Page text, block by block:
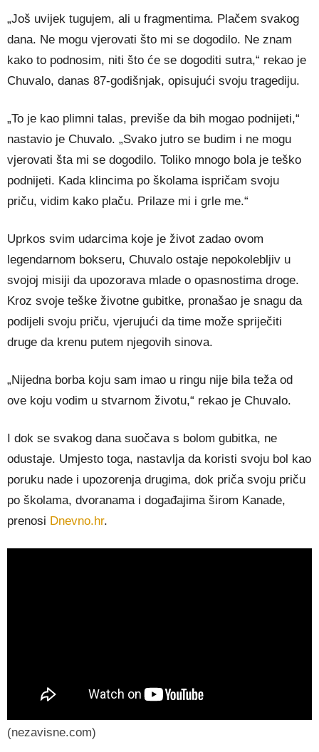
„Još uvijek tugujem, ali u fragmentima. Plačem svakog
dana. Ne mogu vjerovati što mi se dogodilo. Ne znam
kako to podnosim, niti što će se dogoditi sutra,“ rekao je
Chuvalo, danas 87-godišnjak, opisujući svoju tragediju.
„To je kao plimni talas, previše da bih mogao podnijeti,“
nastavio je Chuvalo. „Svako jutro se budim i ne mogu
vjerovati šta mi se dogodilo. Toliko mnogo bola je teško
podnijeti. Kada klincima po školama ispričam svoju
priču, vidim kako plaču. Prilaze mi i grle me.“
Uprkos svim udarcima koje je život zadao ovom
legendarnom bokseru, Chuvalo ostaje nepokolebljiv u
svojoj misiji da upozorava mlade o opasnostima droge.
Kroz svoje teške životne gubitke, pronašao je snagu da
podijeli svoju priču, vjerujući da time može spriječiti
druge da krenu putem njegovih sinova.
„Nijedna borba koju sam imao u ringu nije bila teža od
ove koju vodim u stvarnom životu,“ rekao je Chuvalo.
I dok se svakog dana suočava s bolom gubitka, ne
odustaje. Umjesto toga, nastavlja da koristi svoju bol kao
poruku nade i upozorenja drugima, dok priča svoju priču
po školama, dvoranama i događajima širom Kanade,
prenosi Dnevno.hr.
(nezavisne.com)